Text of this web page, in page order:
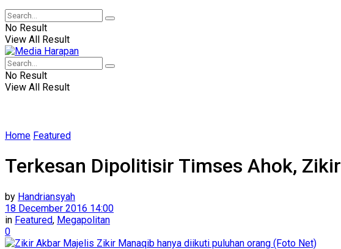
No Result
View All Result
No Result
View All Result
Home Featured
Terkesan Dipolitisir Timses Ahok,
by Handriansyah
18 December 2016 14:00
in Featured, Megapolitan
0